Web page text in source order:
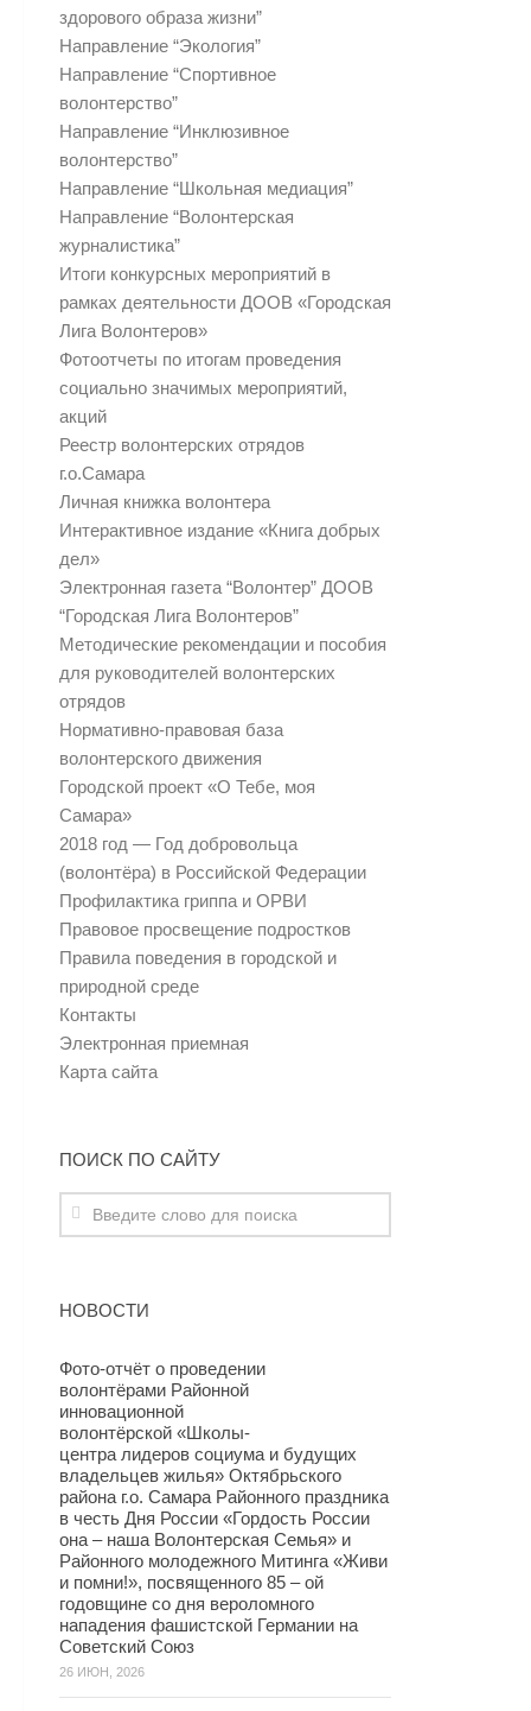
здорового образа жизни”
Направление “Экология”
Направление “Спортивное
волонтерство”
Направление “Инклюзивное
волонтерство”
Направление “Школьная медиация”
Направление “Волонтерская
журналистика”
Итоги конкурсных мероприятий в
рамках деятельности ДООВ «Городская
Лига Волонтеров»
Фотоотчеты по итогам проведения
социально значимых мероприятий,
акций
Реестр волонтерских отрядов
г.о.Самара
Личная книжка волонтера
Интерактивное издание «Книга добрых
дел»
Электронная газета “Волонтер” ДООВ
“Городская Лига Волонтеров”
Методические рекомендации и пособия
для руководителей волонтерских
отрядов
Нормативно-правовая база
волонтерского движения
Городской проект «О Тебе, моя
Самара»
2018 год — Год добровольца
(волонтёра) в Российской Федерации
Профилактика гриппа и ОРВИ
Правовое просвещение подростков
Правила поведения в городской и
природной среде
Контакты
Электронная приемная
Карта сайта
ПОИСК ПО САЙТУ
НОВОСТИ
Фото-отчёт о проведении
волонтёрами Районной
инновационной
волонтёрской «Школы-
центра лидеров социума и будущих
владельцев жилья» Октябрьского
района г.о. Самара Районного праздника
в честь Дня России «Гордость России
она – наша Волонтерская Семья» и
Районного молодежного Митинга «Живи
и помни!», посвященного 85 – ой
годовщине со дня вероломного
нападения фашистской Германии на
Советский Союз
26 ИЮН, 2026